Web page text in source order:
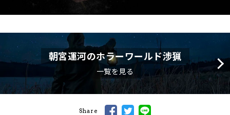
朝宮運河のホラーワールド渉猟
一覧を見る
Share